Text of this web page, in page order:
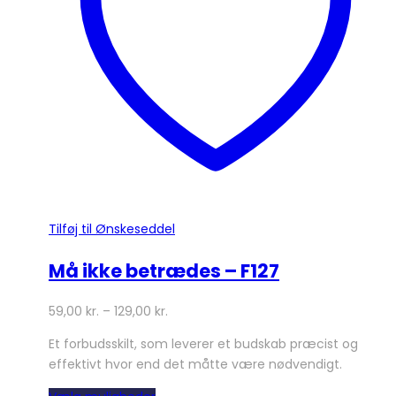
Tilføj til Ønskeseddel
Må ikke betrædes – F127
59,00 kr. – 129,00 kr.
Et forbudsskilt, som leverer et budskab præcist og
effektivt hvor end det måtte være nødvendigt.